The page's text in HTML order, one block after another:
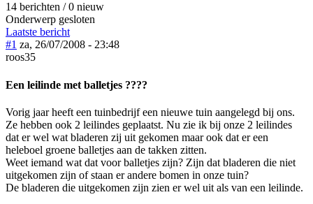
14 berichten / 0 nieuw
Onderwerp gesloten
Laatste bericht
#1 za, 26/07/2008 - 23:48
roos35
Een leilinde met balletjes ????
Vorig jaar heeft een tuinbedrijf een nieuwe tuin aangelegd bij ons.
Ze hebben ook 2 leilindes geplaatst. Nu zie ik bij onze 2 leilindes
dat er wel wat bladeren zij uit gekomen maar ook dat er een
heleboel groene balletjes aan de takken zitten.
Weet iemand wat dat voor balletjes zijn? Zijn dat bladeren die niet
uitgekomen zijn of staan er andere bomen in onze tuin?
De bladeren die uitgekomen zijn zien er wel uit als van een leilinde.